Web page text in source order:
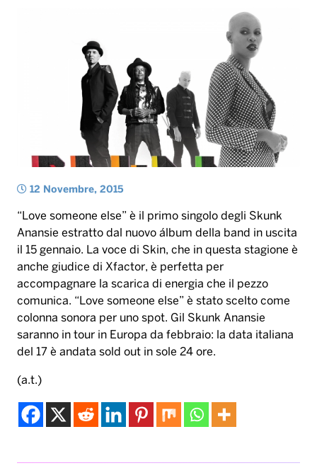
Radio Norba Consiglia
Leggerissime
Oroscopo
Speciale Astrabilia 2026
Battiti Live 2026
Gallery
12 Novembre, 2015
“Love someone else” è il primo singolo degli Skunk
Anansie estratto dal nuovo álbum della band in uscita
il 15 gennaio. La voce di Skin, che in questa stagione è
anche giudice di Xfactor, è perfetta per
accompagnare la scarica di energia che il pezzo
comunica. “Love someone else” è stato scelto come
colonna sonora per uno spot. Gil Skunk Anansie
saranno in tour in Europa da febbraio: la data italiana
del 17 è andata sold out in sole 24 ore.
(a.t.)